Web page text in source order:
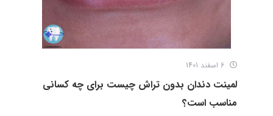
لمینت دندان بدون تراش چیست برای چه کسانی
مناسب است؟